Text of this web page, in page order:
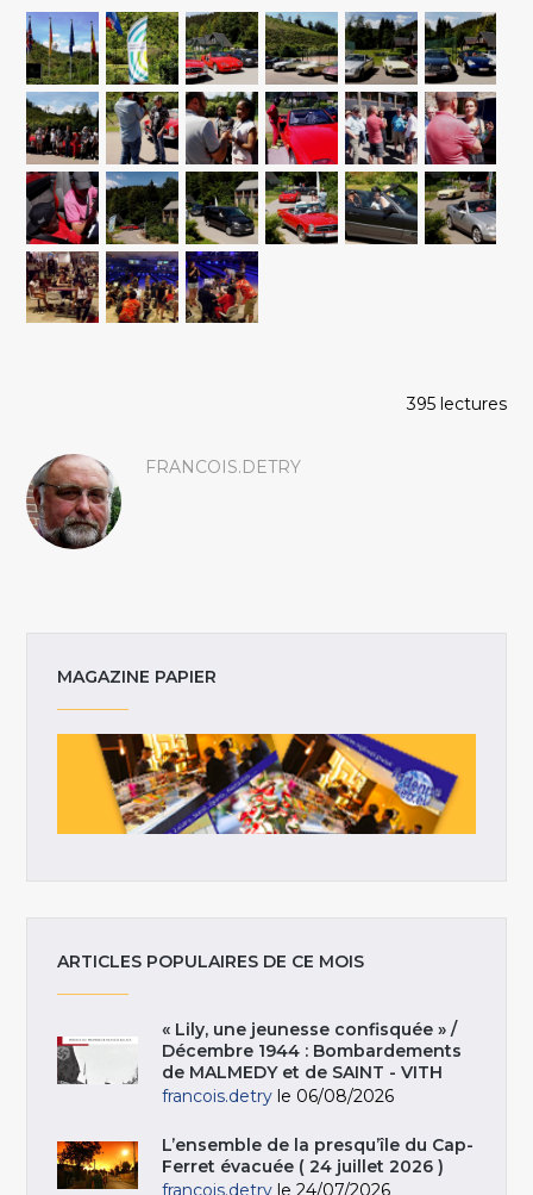
395 lectures
FRANCOIS.DETRY
MAGAZINE PAPIER
ARTICLES POPULAIRES DE CE MOIS
« Lily, une jeunesse confisquée » /
Décembre 1944 : Bombardements
de MALMEDY et de SAINT - VITH
francois.detry le 06/08/2026
L’ensemble de la presqu’île du Cap-
Ferret évacuée ( 24 juillet 2026 )
francois.detry le 24/07/2026